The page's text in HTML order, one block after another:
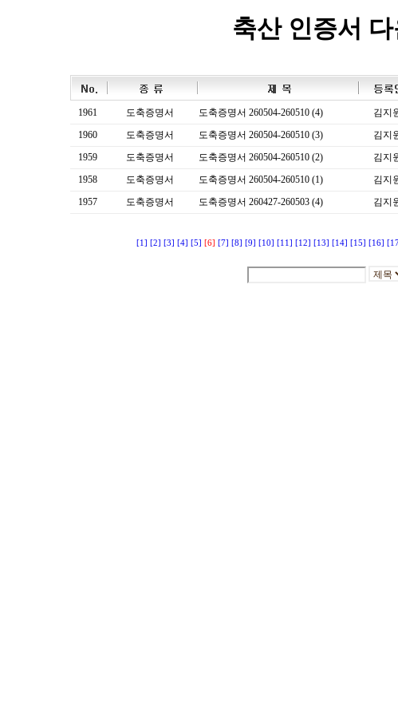
축산 인증서
1961 도축증명서 도축증명서 260504-260510 (4) 김지
1960
도축증명서 도축증명서 260504-260510 (3) 김지
1959
도축증명서 도축증명서 260504-260510 (2) 김지
1958
도축증명서 도축증명서 260504-260510 (1) 김지
1957
도축증명서 도축증명서 260427-260503 (4) 김지
[1] [2] [3] [4] [5] [6] [7] [8] [9] [10] [11] [12] [13] [14] [15] [16]